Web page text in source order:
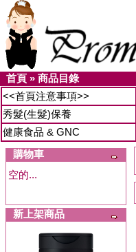
首頁 » 商品目錄
<<首頁注意事項>>
秀髮(生髮)保養
健康食品 & GNC
購物車
空的...
新上架商品